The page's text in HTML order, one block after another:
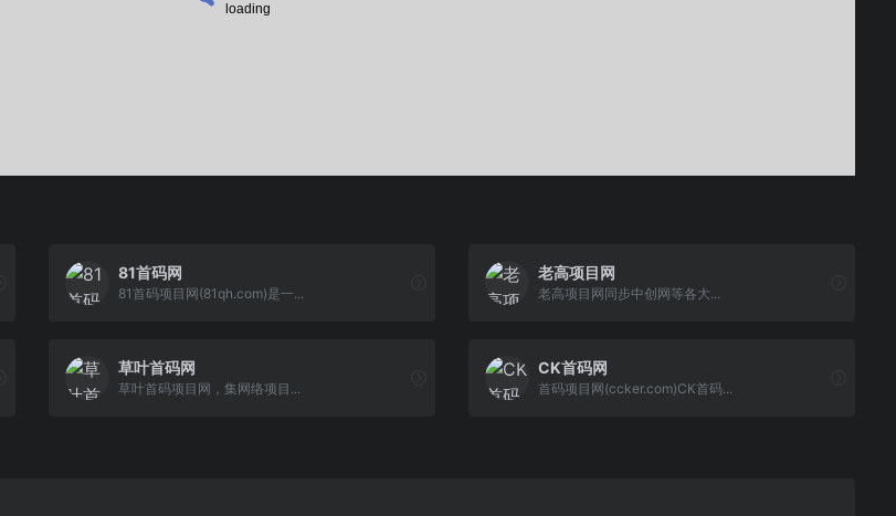
81首码网
81首码项目网(81qh.com)是一...
老高项目网
老高项目网同步中创网等各大...
草叶首码网
草叶首码项目网，集网络项目...
CK首码网
首码项目网(ccker.com)CK首码...